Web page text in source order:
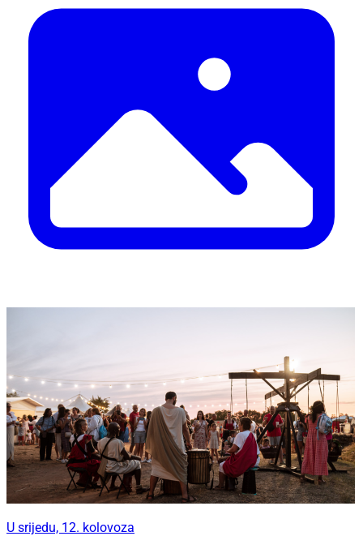
U srijedu, 12. kolovoza